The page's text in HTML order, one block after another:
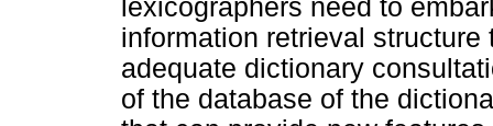
lexicographers need to
information retrieval
adequate dictionary
of the database of the